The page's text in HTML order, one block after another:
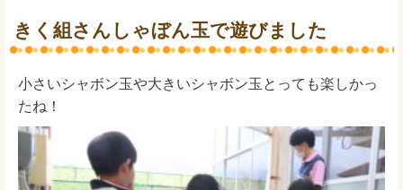
きく組さんしゃぼん玉で遊びました
小さいシャボン玉や大きいシャボン玉とっても楽しかっ
たね！